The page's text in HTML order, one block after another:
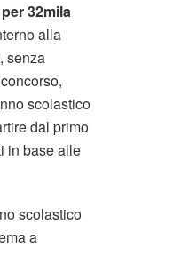
32mila
alla
senza
scolastico
dal primo
in base alle
scolastico
a